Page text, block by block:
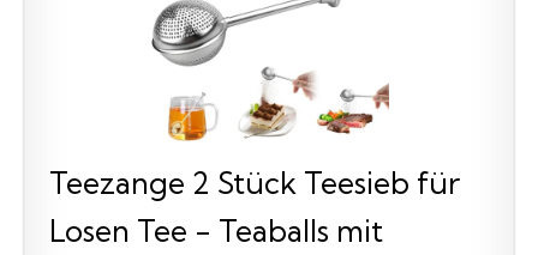
Teezange 2 Stück Teesieb für
Losen Tee - Teaballs mit